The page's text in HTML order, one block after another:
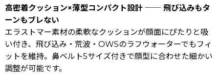
高密着クッション×薄型コンパクト設計 ── 飛び込みもタ
ーンもブレない
エラストマー素材の柔軟なクッションが顔面にぴたりと吸
い付き、飛び込み・荒波・OWSのラフウォーターでもフィ
ットを維持。鼻ベルト5サイズ付きで顔型に合わせた細かい
調整が可能です。